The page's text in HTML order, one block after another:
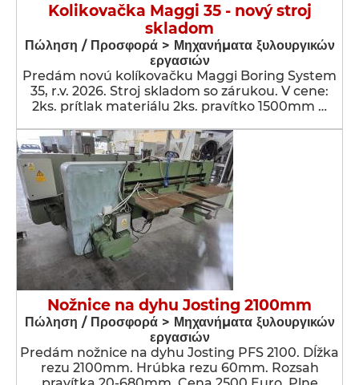
Kolikovačka Maggi 35 - nový stroj
skladom
Πώληση / Προσφορά > Μηχανήματα ξυλουργικών
εργασιών
Predám novú kolíkovačku Maggi Boring System
35, r.v. 2026. Stroj skladom so zárukou. V cene:
2ks. prítlak materiálu 2ks. pravítko 1500mm …
Nožnice na dyhu Josting 2100mm
Πώληση / Προσφορά > Μηχανήματα ξυλουργικών
εργασιών
Predám nožnice na dyhu Josting PFS 2100. Dĺžka
rezu 2100mm. Hrúbka rezu 60mm. Rozsah